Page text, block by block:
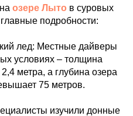
озере Лыто в суровых
подробности:
лед: Местные дайверы
условиях – толщина
метра, а глубина озера
75 метров.
изучили донные